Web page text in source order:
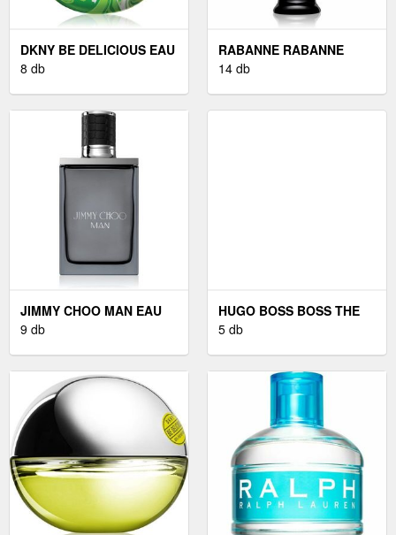
DKNY BE DELICIOUS EAU
DE PARFUM
8 db
RABANNE RABANNE
OLYMPEA PARFUM -
14 db
JIMMY CHOO MAN EAU
DE TOILETTE
9 db
HUGO BOSS BOSS THE
SCENT EAU DE TOILETTE
5 db